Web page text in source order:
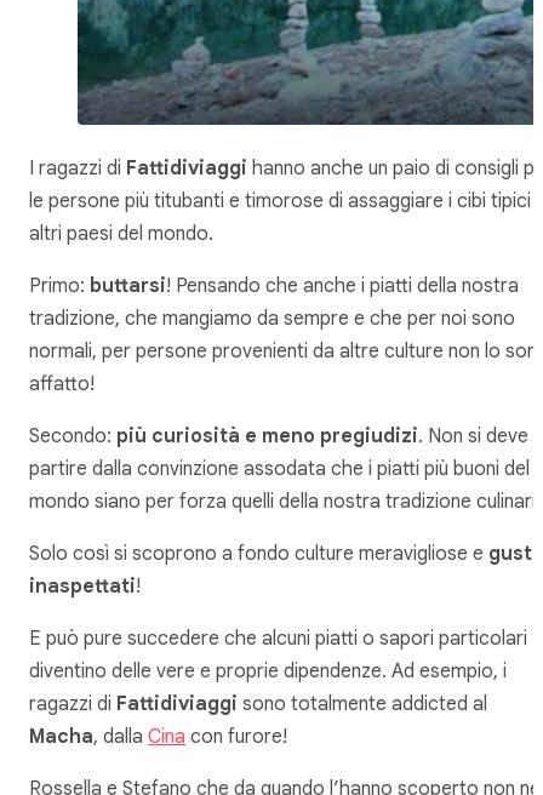
I ragazzi di Fattidiviaggi hanno anche un paio di consigli
le persone più titubanti e timorose di assaggiare i cibi tipici
altri paesi del mondo.
Primo: buttarsi! Pensando che anche i piatti della nostra
tradizione, che mangiamo da sempre e che per noi sono
normali, per persone provenienti da altre culture non lo
affatto!
Secondo: più curiosità e meno pregiudizi. Non si deve
partire dalla convinzione assodata che i piatti più buoni del
mondo siano per forza quelli della nostra tradizione
Solo così si scoprono a fondo culture meravigliose e gusti
inaspettati!
E può pure succedere che alcuni piatti o sapori particolari
diventino delle vere e proprie dipendenze. Ad esempio, i
ragazzi di Fattidiviaggi sono totalmente addicted al
Macha, dalla Cina con furore!
Rossella e Stefano che da quando l’hanno scoperto non ne